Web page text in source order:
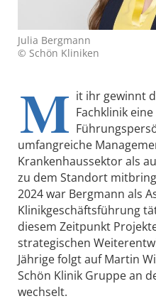
Julia Bergmann
© Schön Kliniken
M it ihr gewinnt
Fachklinik
umfangreiche
Krankenhaussektor als
zu dem Standort
2024 war Bergmann als
Klinikgeschäftsführung
diesem Zeitpunkt
strategischen
Jährige folgt auf Martin
Schön Klinik Gruppe an
wechselt.